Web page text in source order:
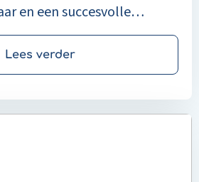
en een succesvolle
kunnen zij
bedenken en ontwikkelen
die de zorg echt beter
Lees verder